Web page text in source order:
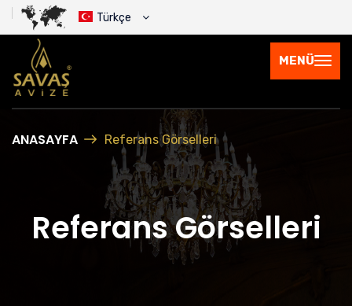
Türkçe
MENÜ
ANASAYFA Referans Görselleri
Referans Görselleri